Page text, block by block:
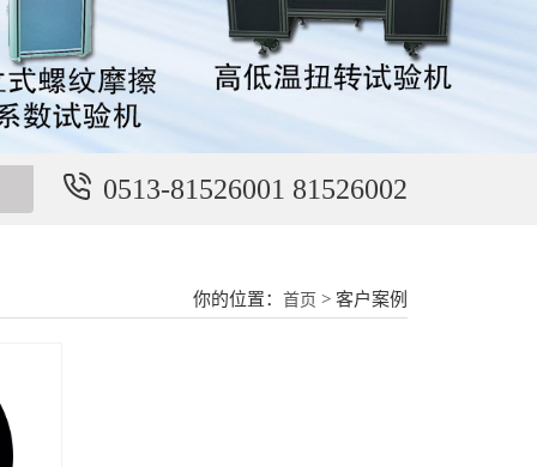
0513-81526001 81526002
你的位置：首页 > 客户案例